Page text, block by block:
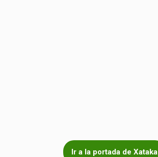
Ir a la portada de Xataka